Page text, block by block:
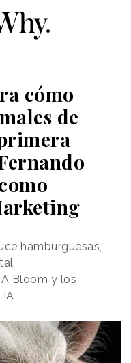
cómo
de
hamburguesas,
Bloom y los